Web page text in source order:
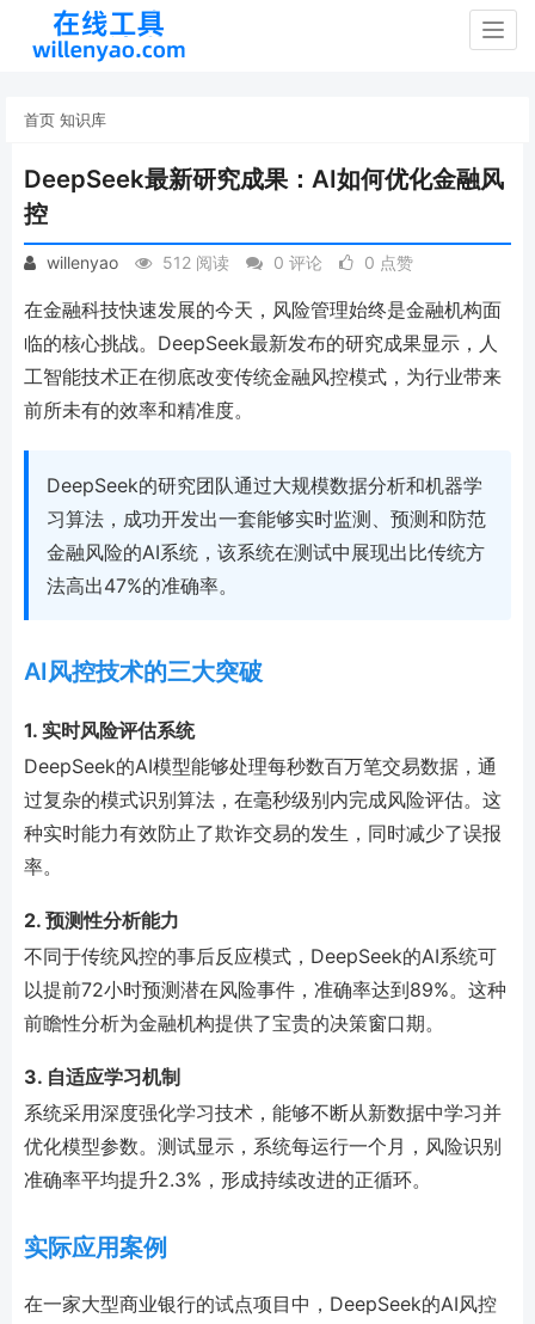
首页 知识库
DeepSeek最新研究成果：AI如何优化金融风
控
willenyao 512 阅读 0 评论 0 点赞
在金融科技快速发展的今天，风险管理始终是金融机构面
临的核心挑战。DeepSeek最新发布的研究成果显示，人
工智能技术正在彻底改变传统金融风控模式，为行业带来
前所未有的效率和精准度。
DeepSeek的研究团队通过大规模数据分析和机器学
习算法，成功开发出一套能够实时监测、预测和防范
金融风险的AI系统，该系统在测试中展现出比传统方
法高出47%的准确率。
AI风控技术的三大突破
1. 实时风险评估系统
DeepSeek的AI模型能够处理每秒数百万笔交易数据，通
过复杂的模式识别算法，在毫秒级别内完成风险评估。这
种实时能力有效防止了欺诈交易的发生，同时减少了误报
率。
2. 预测性分析能力
不同于传统风控的事后反应模式，DeepSeek的AI系统可
以提前72小时预测潜在风险事件，准确率达到89%。这种
前瞻性分析为金融机构提供了宝贵的决策窗口期。
3. 自适应学习机制
系统采用深度强化学习技术，能够不断从新数据中学习并
优化模型参数。测试显示，系统每运行一个月，风险识别
准确率平均提升2.3%，形成持续改进的正循环。
实际应用案例
在一家大型商业银行的试点项目中，DeepSeek的AI风控